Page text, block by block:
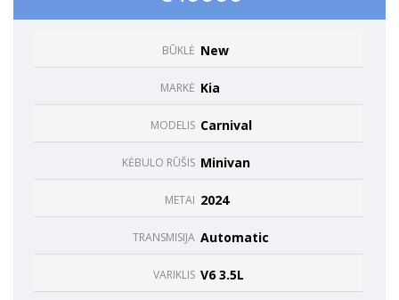
BŪKLĖ New
MARKĖ Kia
MODELIS Carnival
KĖBULO RŪŠIS Minivan
METAI 2024
TRANSMISIJA Automatic
VARIKLIS V6 3.5L
Šiais
slapukais
aktyvinamos
prieigos
Be šių
slapukų
svetainė
tinkamai